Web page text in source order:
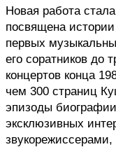
Новая работа
посвящена
первых
его соратников до
концертов конца
чем 300 страниц
эпизоды
эксклюзивных